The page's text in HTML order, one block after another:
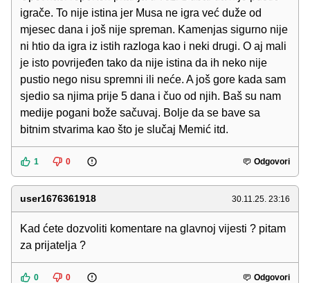
igrače. To nije istina jer Musa ne igra već duže od
mjesec dana i još nije spreman. Kamenjas sigurno nije
ni htio da igra iz istih razloga kao i neki drugi. O aj mali
je isto povrijeđen tako da nije istina da ih neko nije
pustio nego nisu spremni ili neće. A još gore kada sam
sjedio sa njima prije 5 dana i čuo od njih. Baš su nam
medije pogani bože sačuvaj. Bolje da se bave sa
bitnim stvarima kao što je slučaj Memić itd.
1 0 Odgovori
user1676361918 30.11.25. 23:16
Kad ćete dozvoliti komentare na glavnoj vijesti ? pitam
za prijatelja ?
0 0 Odgovori